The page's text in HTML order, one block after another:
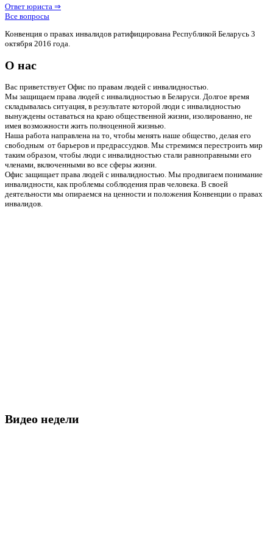
Ответ юриста ⇒
Все вопросы
Конвенция о правах инвалидов ратифицирована Республикой Беларусь 3
октября 2016 года.
О нас
Вас приветствует Офис по правам людей с инвалидностью.
Мы защищаем права людей с инвалидностью в Беларуси. Долгое время
складывалась ситуация, в результате которой люди с инвалидностью
вынуждены оставаться на краю общественной жизни, изолированно, не
имея возможности жить полноценной жизнью.
Наша работа направлена на то, чтобы менять наше общество, делая его
свободным от барьеров и предрассудков. Мы стремимся перестроить мир
таким образом, чтобы люди с инвалидностью стали равноправными его
членами, включенными во все сферы жизни.
Офис защищает права людей с инвалидностью. Мы продвигаем понимание
инвалидности, как проблемы соблюдения прав человека. В своей
деятельности мы опираемся на ценности и положения Конвенции о правах
инвалидов.
Видео недели